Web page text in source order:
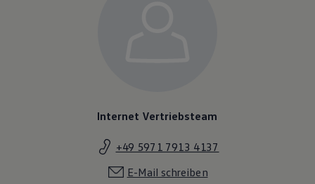
Internet Vertriebsteam
+49 5971 7913 4137
E-Mail schreiben